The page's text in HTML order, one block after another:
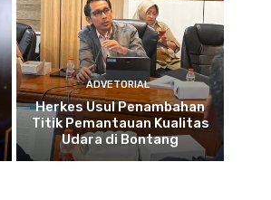
ADVETORIAL
Herkes Usul Penambahan
Titik Pemantauan Kualitas
Udara di Bontang